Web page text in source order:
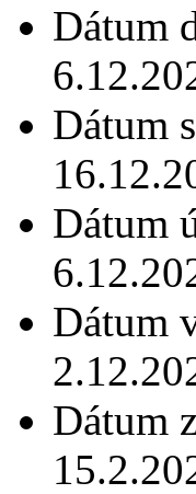
Dátum
Dátum
Dátum
Dátum
Dátum